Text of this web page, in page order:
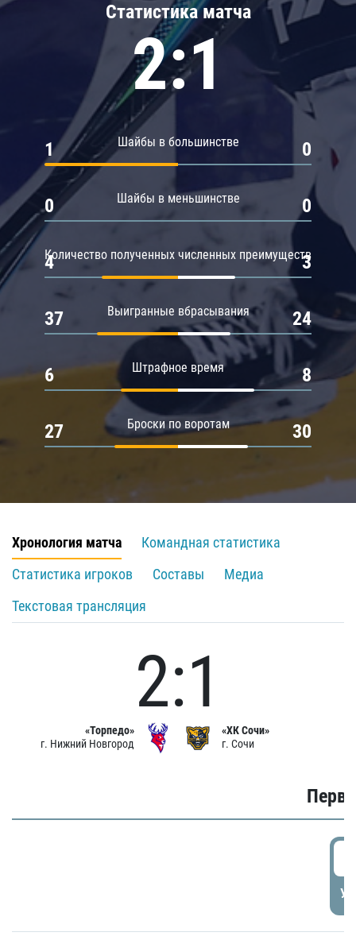
Статистика матча
2:1
Шайбы в большинстве
1 0
Шайбы в меньшинстве
0 0
Количество полученных численных преимуществ
4 3
Выигранные вбрасывания
37 24
Штрафное время
6 8
Броски по воротам
27 30
Хронология матча
Командная статистика
Статистика игроков
Составы
Медиа
Текстовая трансляция
«Торпедо»
г. Нижний Новгород
2:1
«ХК Сочи»
г. Сочи